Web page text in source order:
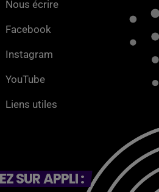
Nous écrire
Facebook
Instagram
YouTube
Liens utiles
SUR APPLI :